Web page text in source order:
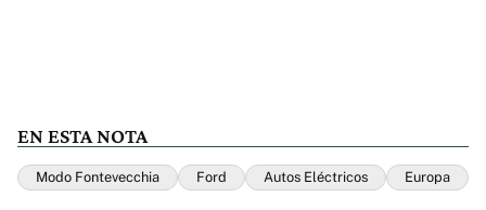
EN ESTA NOTA
Modo Fontevecchia Ford Autos Eléctricos Europa